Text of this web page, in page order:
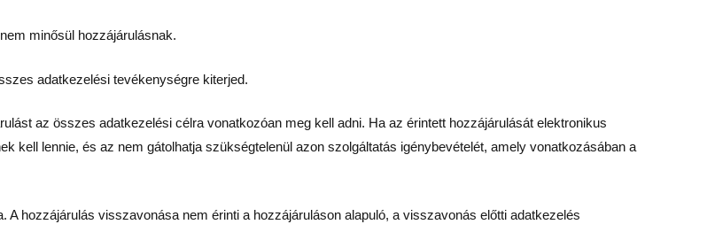
minősül hozzájárulásnak.
adatkezelési tevékenységre kiterjed.
az összes adatkezelési célra vonatkozóan meg kell adni. Ha az érintett hozzájárulását elektronikus
kell lennie, és az nem gátolhatja szükségtelenül azon szolgáltatás igénybevételét, amely vonatkozásában a
hozzájárulás visszavonása nem érinti a hozzájáruláson alapuló, a visszavonás előtti adatkezelés